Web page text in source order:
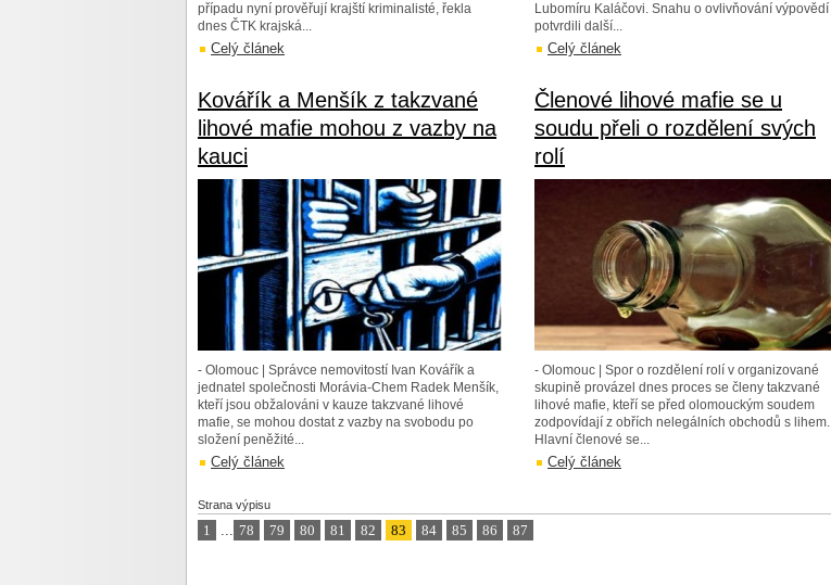
případu nyní prověřují krajští kriminalisté, řekla
dnes ČTK krajská...
Celý článek
Lubomíru Kaláčovi. Snahu o ovlivňování výpovědí
potvrdili další...
Celý článek
Kovářík a Menšík z takzvané
lihové mafie mohou z vazby na
kauci
- Olomouc | Správce nemovitostí Ivan Kovářík a
jednatel společnosti Morávia-Chem Radek Menšík,
kteří jsou obžalováni v kauze takzvané lihové
mafie, se mohou dostat z vazby na svobodu po
složení peněžité...
Celý článek
Členové lihové mafie se u
soudu přeli o rozdělení svých
rolí
- Olomouc | Spor o rozdělení rolí v organizované
skupině provázel dnes proces se členy takzvané
lihové mafie, kteří se před olomouckým soudem
zodpovídají z obřích nelegálních obchodů s lihem.
Hlavní členové se...
Celý článek
Strana výpisu
1 ... 78 79 80 81 82 83 84 85 86 87